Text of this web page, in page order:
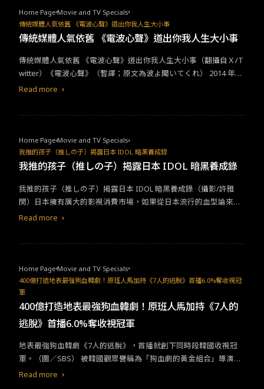
環，侵蝕著各個醫療環節，和相關人士的人生。在脫離《無痛殺
手》的痛苦與愉快的成癮循環後，另一部值得期待的Disney+科幻
影集《亞蘇卡Ahsoka》衍生自《星際大戰》系列，將於8月23日推
出，由盧卡斯影業Lucasfilm 製作，突破性地以三位女英雄交織的故
事，打造《亞蘇卡》影集的核心及靈魂。星際迷們，準備好要被絕
地女武士征服了嗎？《亞蘇卡Ahsoka》預告片星際大戰原創影集
座。諾蘭出新片了？日本觀眾不知情七月底，芭比和奧本海默的宣
傳聲量推展到最高，「芭比海默」（#Barbenheimerr）在網路上
成為討論焦點，但在日本國內彷彿平行世界，諾蘭新片的上檔時
和仍未決定，而恰好今天正是広島原爆の日（廣島核爆紀念日）。
也許部分讀者還不明白這其中關聯，作為唯一曾經歷過核彈轟炸的
國家，日本片商對於諾蘭新片《奧本海默》(Oppenheimer) 刻畫這
的行動重掀歷史創傷。就在幾天前，芭比片商美國華納也終於關注
（Twitter）官方帳號改為 Barbie @NoBarbenheimerr，鄭重澄清
相關內容與官方宣傳活動無關。在海外影廳觀賞的日本觀眾，也為
此擔憂國內上映時間。（翻攝自 X/Twitter）看起來日本諾蘭粉絲有
Home Page Movie and TV Specials
傳統媒體人氣依舊 《電波心聲》道出你我人生大小事
傳統媒體人氣依舊 《電波心聲》道出你我人生大小事
傳統媒體人氣依舊 《電波心聲》道出你我人生大小事（翻攝自Ｘ/T
witter）《電波心聲》（暫譯；原文為波よ聞いてくれ） 2014 年於
講談社開始進行連載，是少數以女性為主角的少年漫畫，內容描述
心聲》 人物角色性格突出，以北海道藻岩山電台（藻岩山ラジオ
局）為故事舞台的題材新鮮，於 2020 年改編為動畫後，2023 年朝
日電視台進一步翻拍為電視劇，已於 6 月首映播畢。作為傳統媒
史地位，但在線上媒體透過手機等 3C 媒體全面進攻我們的平日生
活後，國外和台灣傳媒面臨嚴峻的挑戰，傳媒龍頭接力縮減人力編
制，另闢新媒體部門求自保。然而，恪守傳統同時以自己的腳步開
真機，以及公司行號立檔時蔚為大宗的紙本上，面對新媒體的挑戰
體紛紛以新媒體作為劇本情節發展主軸，或者是拿傳統媒體作為懷
舊主題，日本仍能在 2013 年推出以紙媒為題材的《宅男的戀愛字
典》（舟を編む），而 10 年後新媒體如日中天的 2023 年，《電波
心聲》仍是朝日電視台選擇的當代戲劇主題，因為日本（或日本觀
眾）沒有或不想放棄對於他們來說充滿魅力的傳統媒體。拿故事中
收聽。如同《電波心聲》故事主角一般，札幌市民聆聽電台廣播，
讓主持人的聲音敘說本地故事，親密地融合在自己的日常生活中。
網友的評論也忠實指出廣播特點：電視劇開頭的廣播台詞由知名廣
Read more
Home Page Movie and TV Specials
我推的孩子（推しの子）揭露日本 IDOL 暗黑養成錄
我推的孩子（推しの子）揭露日本 IDOL 暗黑養成錄
我推的孩子（推しの子）揭露日本 IDOL 暗黑養成錄（攝影/許雅
閔）日本擁有廣大的影視消費市場，如果從日本流行的血型論來
看，極有可能與本地泛Ａ型人格相關聯，追根究底，零用錢機制扮
響，相關傳媒也建立了深厚的跨界合作關係。這次要介紹的兩部作
品，不僅因為高人氣而實質的從紙本躍上影音平台，故事內容也深
究電視和廣播特性，以粉絲和作品角色及媒體的糾纏牽連，勾住視
聽眾的心。&nbsp;粉絲至上。看《我推的孩子》ＩＤＯＬ之死&nb
sp;&nbsp;《我推的孩子》（推しの子）為集英社於 2020 年開始連
載的漫畫作品，累計發行量於今年突破 1,200 萬冊，並於 4 月改編
為動畫上映。作品名稱《我推的孩子》（推しの子）乍看之下令人
匪夷所思，如果瞭解日本 Idol（註：アイドル，指稱粉絲對其抱有
戀愛情感的藝人）次文化用語「推し」（註：粉絲支持的 Idol，名
Read more
Home Page Movie and TV Specials
400億打造地表最強狗血韓劇！原班人馬加持《7人的逃脫》首播6.0%奪收視冠
軍
400億打造地表最強狗血韓劇！原班人馬加持《7人的
逃脫》首播6.0%奪收視冠軍
地表最強狗血韓劇《7人的逃脫》，首播就創下同時段韓國收視冠
軍。（圖／SBS） 被韓國觀眾譽稱為「狗血劇的黃金組合」導演朱
東民、編劇金順玉，繼《Penhouse上流戰爭》後，最新力作《7人
Read more